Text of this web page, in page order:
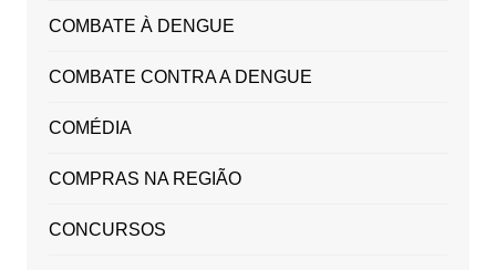
COMBATE À DENGUE
COMBATE CONTRA A DENGUE
COMÉDIA
COMPRAS NA REGIÃO
CONCURSOS